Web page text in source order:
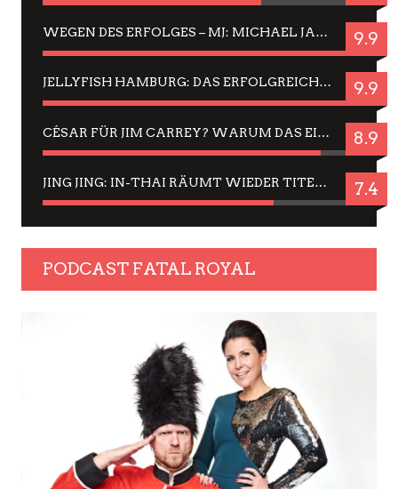
WEGEN DES ERFOLGES – MJ: MICHAEL JACKSON MUSICAL IN EINER MATINEE SEHEN 9.9
JELLYFISH HAMBURG: DAS ERFOLGREICHE SOMMER-MENÜ 2025 IN GEFÜHLEN UND BILDERN 9.9
CÉSAR FÜR JIM CARREY? WARUM DAS EINER DER NERVIGSTEN ACTORS IST UND BLEIBT 8.9
JING JING: IN-THAI RÄUMT WIEDER TITEL AB – EIN ZWEI-STUNDEN-ERLEBNISBERICHT 7.4
PODCAST FATAL ROYAL